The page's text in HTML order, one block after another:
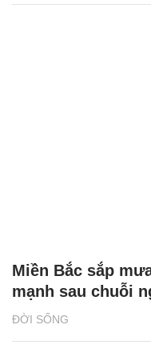
ĐỜI SỐNG
Miền Bắc sắp
mạnh sau chuỗi